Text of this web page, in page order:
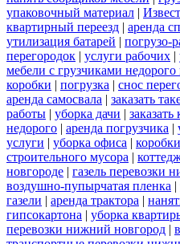
упаковочный материал |
квартирный переезд | аренда
утилизация батарей | погрузо-
перегородок | услуги рабочих |
мебели с грузчиками
коробки | погрузка | снос
аренда самосвала | заказать
работы | уборка дачи | заказать
недорого | аренда погрузчика |
услуги | уборка офиса | коробки
строительного мусора |
новгороде | газель перевозки
воздушно-пупырчатая пленка |
газели | аренда трактора |
гипсокартона | уборка
перевозки нижний новгород |